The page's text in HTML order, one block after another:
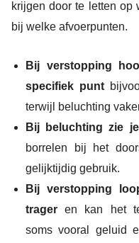
krijgen door te letten op
bij welke afvoerpunten.
Bij verstopping
specifiek punt
terwijl beluchting
Bij beluchting zie
borrelen bij het
gelijktijdig gebruik.
Bij verstopping
trager en kan het
soms vooral geluid